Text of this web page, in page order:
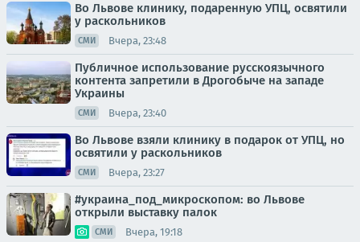
Во Львове клинику, подаренную УПЦ, освятили
у раскольников
СМИ Вчера, 23:48
Публичное использование русскоязычного
контента запретили в Дрогобыче на западе
Украины
СМИ Вчера, 23:40
Во Львове взяли клинику в подарок от УПЦ, но
освятили у раскольников
СМИ Вчера, 23:27
#украина_под_микроскопом: во Львове
открыли выставку палок
СМИ Вчера, 19:18